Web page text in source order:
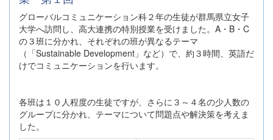
グローバルコミュニケーション科２年の生徒が群馬県立女子
大学へ訪問し、高大連携の特別授業を受けました。A・B・C
の３班に分かれ、それぞれの班が異なるテーマ
（「Sustainable Development」など）で、約３時間、英語だ
けでコミュニケーションを行います。
各班は１０人程度の生徒ですが、さらに３～４名の少人数の
グループに分かれ、テーマについて問題点や解決策を考えま
した。